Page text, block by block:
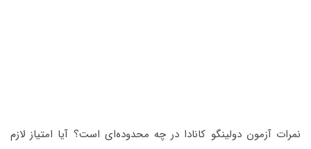
نمرات آزمون دولینگو کانادا در چه محدوده‌ای است؟ آیا امتیاز لازم